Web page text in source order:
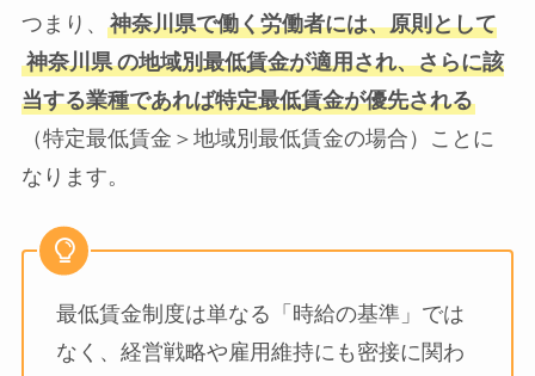
つまり、 神奈川県で働く労働者には、原則として
神奈川県 の地域別最低賃金が適用され、さらに該
当する業種であれば特定最低賃金が優先される
（特定最低賃金＞地域別最低賃金の場合）ことに
なります。
最低賃金制度は単なる「時給の基準」では
なく、経営戦略や雇用維持にも密接に関わ